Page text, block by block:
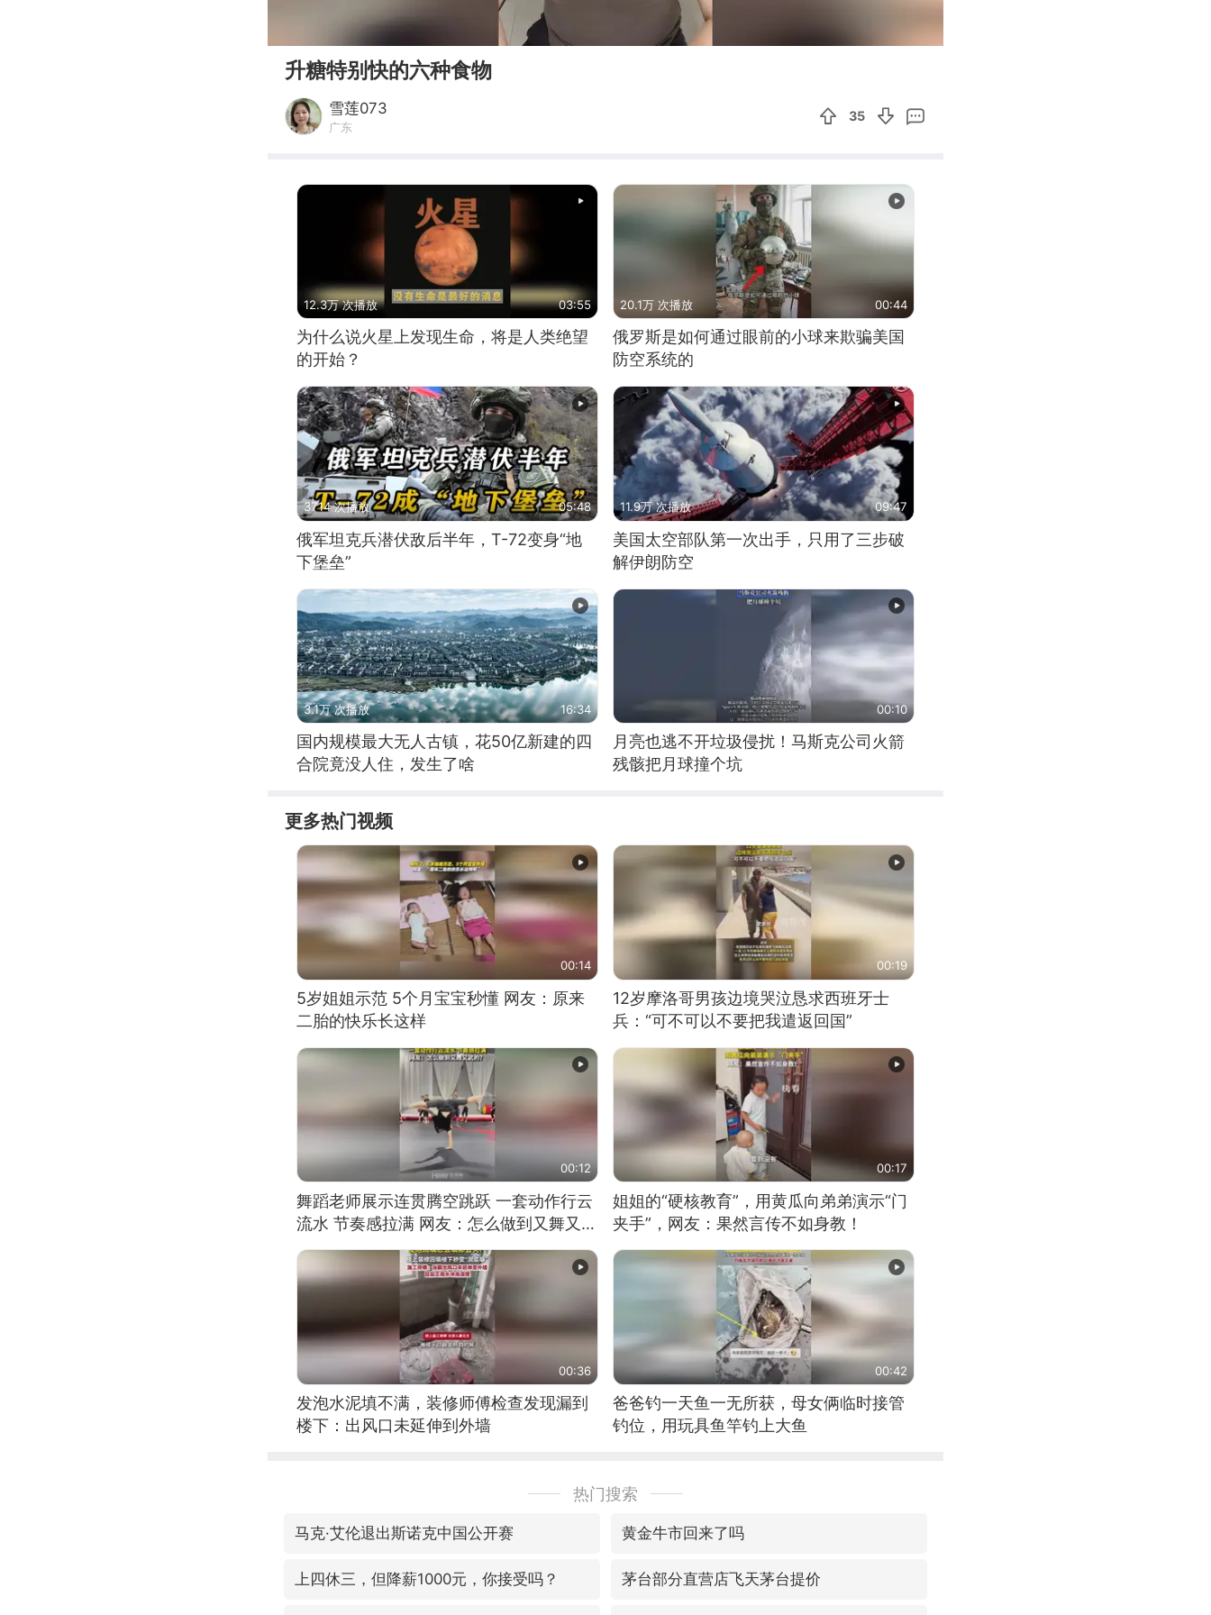
升糖特别快的六种食物
雪莲073
广东
35
12.3万 次播放 03:55
为什么说火星上发现生命，将是人类绝望
的开始？
20.1万 次播放 00:44
俄罗斯是如何通过眼前的小球来欺骗美国
防空系统的
3714 次播放 05:48
俄军坦克兵潜伏敌后半年，T-72变身“地
下堡垒”
11.9万 次播放 09:47
美国太空部队第一次出手，只用了三步破
解伊朗防空
3.1万 次播放 16:34
国内规模最大无人古镇，花50亿新建的四
合院竟没人住，发生了啥
00:10
月亮也逃不开垃圾侵扰！马斯克公司火箭
残骸把月球撞个坑
更多热门视频
00:14
5岁姐姐示范 5个月宝宝秒懂 网友：原来
二胎的快乐长这样
00:19
12岁摩洛哥男孩边境哭泣恳求西班牙士
兵：“可不可以不要把我遣返回国”
00:12
舞蹈老师展示连贯腾空跳跃 一套动作行云
流水 节奏感拉满 网友：怎么做到又舞又武
的？
00:17
姐姐的“硬核教育”，用黄瓜向弟弟演示“门
夹手”，网友：果然言传不如身教！
00:36
发泡水泥填不满，装修师傅检查发现漏到
楼下：出风口未延伸到外墙
00:42
爸爸钓一天鱼一无所获，母女俩临时接管
钓位，用玩具鱼竿钓上大鱼
热门搜索
马克·艾伦退出斯诺克中国公开赛 黄金牛市回来了吗
上四休三，但降薪1000元，你接受吗？ 茅台部分直营店飞天茅台提价